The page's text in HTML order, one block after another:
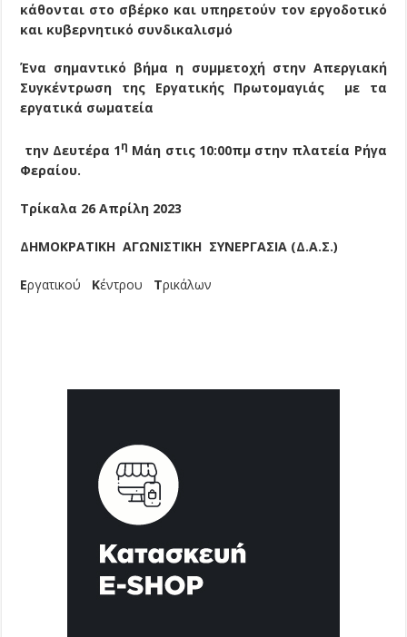
κάθονται στο σβέρκο και υπηρετούν τον εργοδοτικό
και κυβερνητικό συνδικαλισμό
Ένα σημαντικό βήμα η συμμετοχή στην Απεργιακή
Συγκέντρωση της Εργατικής Πρωτομαγιάς με τα
εργατικά σωματεία
την Δευτέρα 1η Μάη στις 10:00πμ στην πλατεία Ρήγα
Φεραίου.
Τρίκαλα 26 Απρίλη 2023
ΔΗΜΟΚΡΑΤΙΚΗΑΓΩΝΙΣΤΙΚΗ ΣΥΝΕΡΓΑΣΙΑ (Δ.Α.Σ.)
Εργατικού Κέντρου Τρικάλων